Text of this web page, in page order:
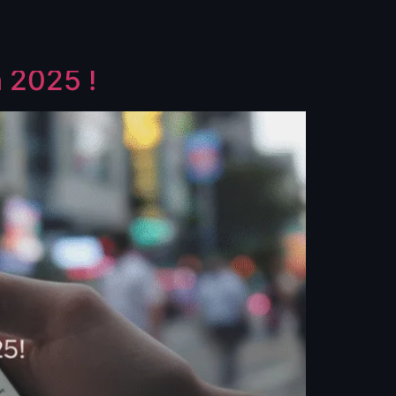
2025 !